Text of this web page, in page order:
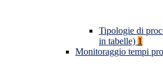
Tipologie di
in tabelle) 1
Monitoraggio tempi